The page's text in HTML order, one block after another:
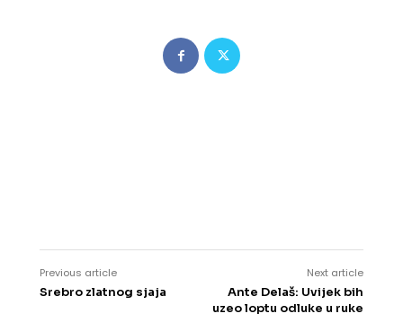
Previous article
Srebro zlatnog sjaja
Next article
Ante Delaš: Uvijek bih
uzeo loptu odluke u ruke